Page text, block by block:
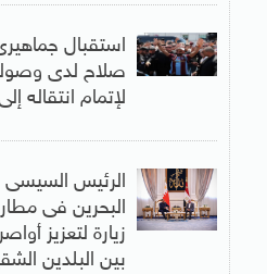
استقبال
صلاح لدى
لإتمام انتقاله
الرئيس
البحرين فى
زيارة لتعزيز
بين البلدين